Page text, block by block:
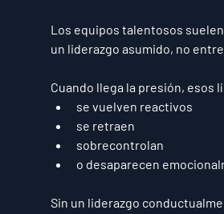
Los equipos talentosos
un liderazgo asumido, no
Cuando llega la presión, esos
se vuelven reactivos
se retraen
sobrecontrolan
o desaparecen
Sin un liderazgo